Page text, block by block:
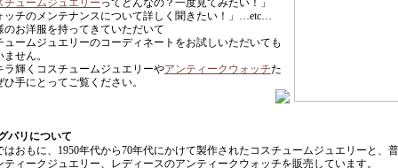
チュームジュエリーってどんなの？一度見てみたい！」
ッチのメンテナンスについて詳しく聞きたい！」…etc…
のお洋服を持ってきていただいて
ュームジュエリーのコーディネートをお試しいただいても
せん。
ラ輝くコスチュームジュエリーやアンティークウォッチた
ひ手にとってご覧ください。
はおもに、1950年代から70年代にかけて製作されたコスチュームジュエリーと、
ティークジュエリー、レディースのアンティークウォッチを販売しています。